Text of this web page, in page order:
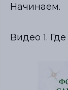
Начинаем.
Видео 1.